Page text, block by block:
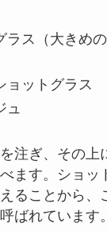
ラス（大きめ
ョットグラス
ュ
注ぎ、その上
ます。ショッ
ることから、
ばれています。